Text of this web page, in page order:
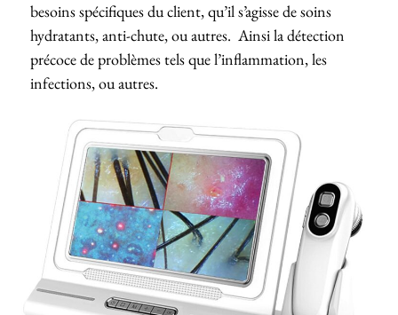
besoins spécifiques du client, qu’il s’agisse de soins
hydratants, anti-chute, ou autres. Ainsi la détection
précoce de problèmes tels que l’inflammation, les
infections, ou autres.